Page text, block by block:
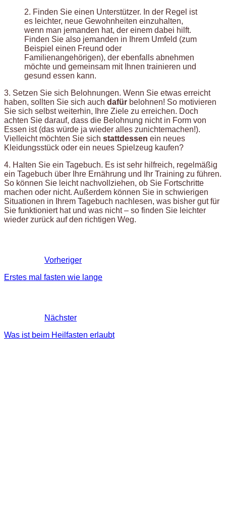
2. Finden Sie einen Unterstützer. In der Regel ist
es leichter, neue Gewohnheiten einzuhalten,
wenn man jemanden hat, der einem dabei hilft.
Finden Sie also jemanden in Ihrem Umfeld (zum
Beispiel einen Freund oder
Familienangehörigen), der ebenfalls abnehmen
möchte und gemeinsam mit Ihnen trainieren und
gesund essen kann.
3. Setzen Sie sich Belohnungen. Wenn Sie etwas erreicht
haben, sollten Sie sich auch dafür belohnen! So motivieren
Sie sich selbst weiterhin, Ihre Ziele zu erreichen. Doch
achten Sie darauf, dass die Belohnung nicht in Form von
Essen ist (das würde ja wieder alles zunichtemachen!).
Vielleicht möchten Sie sich stattdessen ein neues
Kleidungsstück oder ein neues Spielzeug kaufen?
4. Halten Sie ein Tagebuch. Es ist sehr hilfreich, regelmäßig
ein Tagebuch über Ihre Ernährung und Ihr Training zu führen.
So können Sie leicht nachvollziehen, ob Sie Fortschritte
machen oder nicht. Außerdem können Sie in schwierigen
Situationen in Ihrem Tagebuch nachlesen, was bisher gut für
Sie funktioniert hat und was nicht – so finden Sie leichter
wieder zurück auf den richtigen Weg.
Vorheriger
Erstes mal fasten wie lange
Nächster
Was ist beim Heilfasten erlaubt